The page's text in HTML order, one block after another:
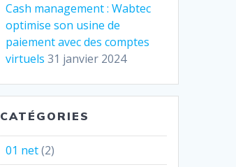
Cash management : Wabtec
optimise son usine de
paiement avec des comptes
virtuels 31 janvier 2024
CATÉGORIES
01 net(2)